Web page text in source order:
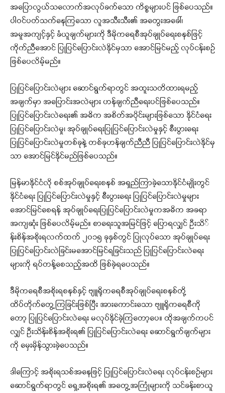
အပြောလွယ်သလောက်အလုပ်ခက်သော ကိစ္စများပင် ဖြစ်ပေသည်။
ပါဝင်ပတ်သက်နေကြသော လူအသီးသီး၏ အတွေးအခေါ်၊
အမူအကျင့်နှင့် ခံယူချက်များကို ဒီမိုကရေစီအုပ်ချုပ်ရေးစနစ်ဖြင့်
ကိုက်ညီအောင် ပြုပြင်ပြောင်းလဲနိုင်မှသာ အောင်မြင်မည့် လုပ်ငန်းစဉ်
ဖြစ်ပေလိမ့်မည်။
ပြုပြင်ပြောင်းလဲများ ဆောင်ရွက်ရာတွင် အထူးသတိထားရမည့်
အချက်မှာ အပြောင်းအလဲများ ဟန်ချက်ညီရေးပင်ဖြစ်ပေသည်။
ပြုပြင်ပြောင်းလဲရေး၏ အဓိက အစိတ်အပိုင်းများဖြစ်သော နိုင်ငံရေး
ပြုပြင်ပြောင်းလဲမှု၊ အုပ်ချုပ်ရေးပြုပြင်ပြောင်းလဲမှုနှင့် စီးပွားရေး
ပြုပြင်ပြောင်းလဲမှုတစ်ခုနဲ့ တစ်ခုဟန်ချက်ညီညီ ပြုပြင်ပြောင်းလဲနိုင်မှ
သာ အောင်မြင်နိုင်မည်ဖြစ်ပေသည်။
မြန်မာနိုင်ငံလို စစ်အုပ်ချုပ်ရေးစနစ် အရှည်ကြာခဲ့သောနိုင်ငံမျိုးတွင်
နိုင်ငံရေး ပြုပြင်ပြောင်းလဲမှုနှင့် စီးပွားရေး ပြုပြင်ပြောင်းလဲမှုများ
အောင်မြင်စေရန် အုပ်ချုပ်ရေးပြုပြင်ပြောင်းလဲမှုကအဓိက အခရာ
အကျဆုံး ဖြစ်ပေလိမ့်မည်။ စာရေးသူအမြင်ဖြင့် ပြောရလျှင် ဦးသိ်
န်းစိန်အစိုးရလက်ထက် ၂၀၁၅ ခုနှစ်တွင် ပြုလုပ်သော အုပ်ချုပ်ရေး
ပြုပြင်ပြောင်းလဲခြင်းမအောင်မြင်ရခြင်းသည် ပြုပြင်ပြောင်းလဲရေး
များကို ရပ်တန့်စေသည့်အထိ ဖြစ်ခဲ့ရပေသည်။
ဒီမိုကရေစီအစိုးရစနစ်နှင့် ဗျူရိုကရေစီအုပ်ချုပ်ရေးစနစ်တို့
ထိပ်တိုက်တွေ့ကြခြင်းဖြစ်ပြီး အားကောင်းသော ဗျူရိုကရေစီကို
တော့ ပြုပြင်ပြောင်းလဲရေး မလုပ်နိုင်ခဲ့ကြတော့ပေ။ ထိုအချက်ကပင်
လျှင် ဦးသိန်းစိန်အစိုးရ၏ ပြုပြင်ပြောင်းလဲရေး ဆောင်ရွက်ချက်များ
ကို မှေးမှိန်သွားခဲ့ပေသည်။
ဒါကြောင့် အစိုးရသစ်အနေဖြင့် ပြုပြင်ပြောင်းလဲရေး လုပ်ငန်းစဉ်များ
ဆောင်ရွက်ရာတွင် ရှေ့အစိုးရ၏ အတွေ့အကြုံများကို သင်ခန်းစာယူ